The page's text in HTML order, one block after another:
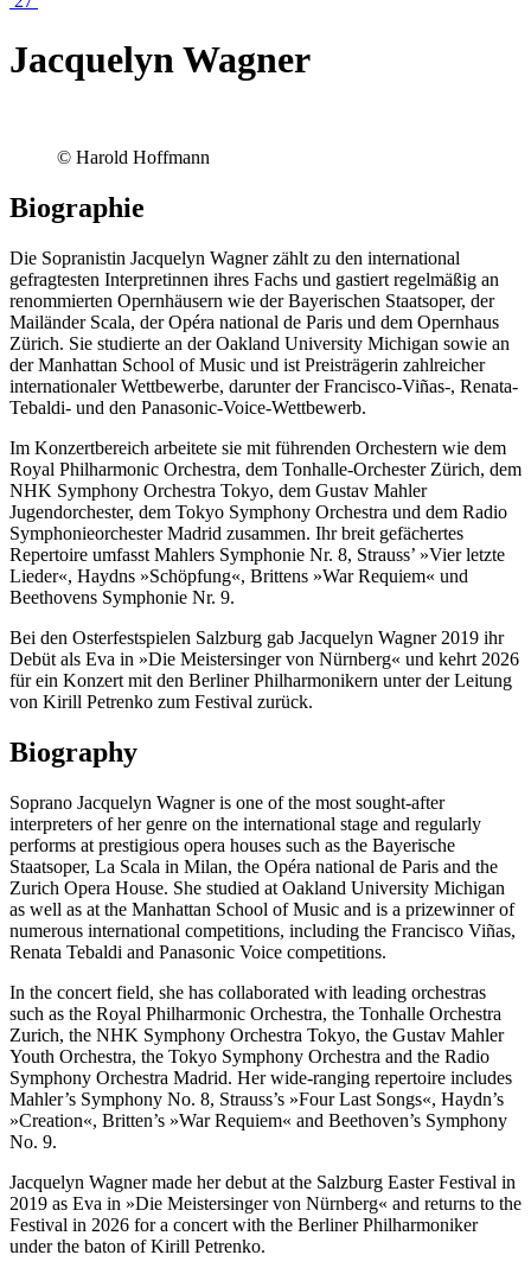
Jacquelyn Wagner
© Harold Hoffmann
Biographie
Die Sopranistin Jacquelyn Wagner zählt zu den international
gefragtesten Interpretinnen ihres Fachs und gastiert regelmäßig an
renommierten Opernhäusern wie der Bayerischen Staatsoper, der
Mailänder Scala, der Opéra national de Paris und dem Opernhaus
Zürich. Sie studierte an der Oakland University Michigan sowie an
der Manhattan School of Music und ist Preisträgerin zahlreicher
internationaler Wettbewerbe, darunter der Francisco-Viñas-, Renata-
Tebaldi- und den Panasonic-Voice-Wettbewerb.
Im Konzertbereich arbeitete sie mit führenden Orchestern wie dem
Royal Philharmonic Orchestra, dem Tonhalle-Orchester Zürich, dem
NHK Symphony Orchestra Tokyo, dem Gustav Mahler
Jugendorchester, dem Tokyo Symphony Orchestra und dem Radio
Symphonieorchester Madrid zusammen. Ihr breit gefächertes
Repertoire umfasst Mahlers Symphonie Nr. 8, Strauss’ »Vier letzte
Lieder«, Haydns »Schöpfung«, Brittens »War Requiem« und
Beethovens Symphonie Nr. 9.
Bei den Osterfestspielen Salzburg gab Jacquelyn Wagner 2019 ihr
Debüt als Eva in »Die Meistersinger von Nürnberg« und kehrt 2026
für ein Konzert mit den Berliner Philharmonikern unter der Leitung
von Kirill Petrenko zum Festival zurück.
Biography
Soprano Jacquelyn Wagner is one of the most sought-after
interpreters of her genre on the international stage and regularly
performs at prestigious opera houses such as the Bayerische
Staatsoper, La Scala in Milan, the Opéra national de Paris and the
Zurich Opera House. She studied at Oakland University Michigan
as well as at the Manhattan School of Music and is a prizewinner of
numerous international competitions, including the Francisco Viñas,
Renata Tebaldi and Panasonic Voice competitions.
In the concert field, she has collaborated with leading orchestras
such as the Royal Philharmonic Orchestra, the Tonhalle Orchestra
Zurich, the NHK Symphony Orchestra Tokyo, the Gustav Mahler
Youth Orchestra, the Tokyo Symphony Orchestra and the Radio
Symphony Orchestra Madrid. Her wide-ranging repertoire includes
Mahler’s Symphony No. 8, Strauss’s »Four Last Songs«, Haydn’s
»Creation«, Britten’s »War Requiem« and Beethoven’s Symphony
No. 9.
Jacquelyn Wagner made her debut at the Salzburg Easter Festival in
2019 as Eva in »Die Meistersinger von Nürnberg« and returns to the
Festival in 2026 for a concert with the Berliner Philharmoniker
under the baton of Kirill Petrenko.